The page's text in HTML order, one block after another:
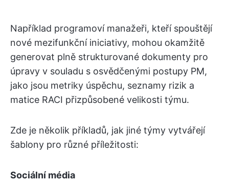
Například programoví manažeři, kteří spouštějí
nové mezifunkční iniciativy, mohou okamžitě
generovat plně strukturované dokumenty pro
úpravy v souladu s osvědčenými postupy PM,
jako jsou metriky úspěchu, seznamy rizik a
matice RACI přizpůsobené velikosti týmu.
Zde je několik příkladů, jak jiné týmy vytvářejí
šablony pro různé příležitosti:
Sociální média